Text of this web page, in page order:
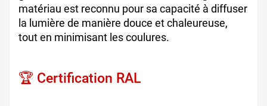
matériau est reconnu pour sa capacité à diffuser
la lumière de manière douce et chaleureuse,
tout en minimisant les coulures.
🏆 Certification RAL